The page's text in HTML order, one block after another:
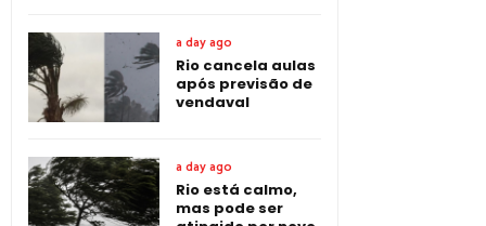
a day ago
Rio cancela aulas
após previsão de
vendaval
a day ago
Rio está calmo,
mas pode ser